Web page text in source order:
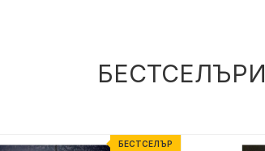
БЕСТСЕЛЪРИ
БЕСТСЕЛЪР